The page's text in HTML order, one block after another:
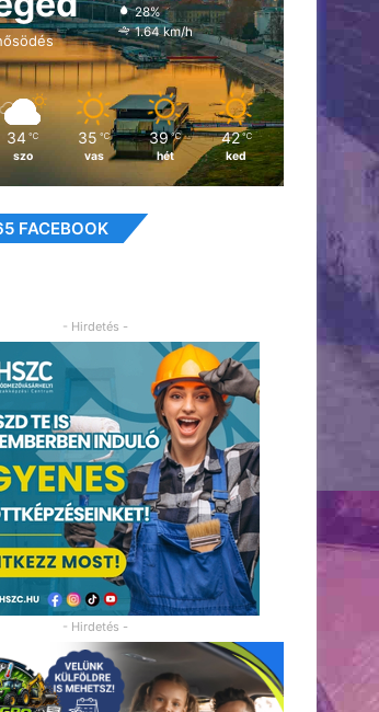
28%
1.64 km/h
34 ℃
szo
35 ℃
vas
39 ℃
hét
42 ℃
ked
FACEBOOK
- Hirdetés -
- Hirdetés -